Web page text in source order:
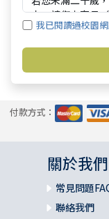
我已閱讀過校園
付款方式：
關於我們
常見問題
聯絡我們